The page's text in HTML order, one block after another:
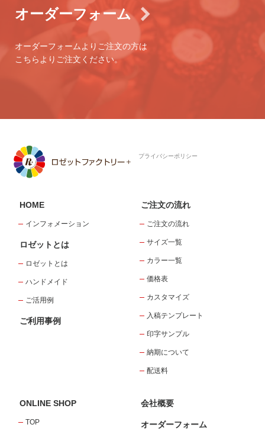
オーダーフォーム
オーダーフォームよりご注文の方は
こちらよりご注文ください。
プライバシーポリシー
HOME
インフォメーション
ロゼットとは
ロゼットとは
ハンドメイド
ご活用例
ご利用事例
ご注文の流れ
ご注文の流れ
サイズ一覧
カラー一覧
価格表
カスタマイズ
入稿テンプレート
印字サンプル
納期について
配送料
ONLINE SHOP
TOP
会社概要
オーダーフォーム